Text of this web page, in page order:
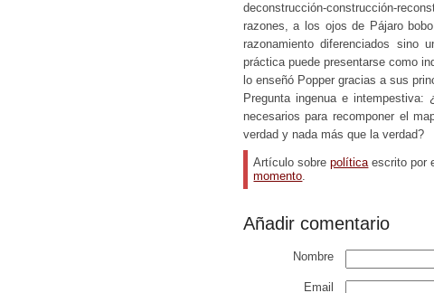
deconstrucción-construcción-
razones, a los ojos de Pájaro
razonamiento diferenciados
práctica puede presentarse como
lo enseñó Popper gracias a sus
Pregunta ingenua e
necesarios para recomponer el
verdad y nada más que la verdad?
Artículo sobrepolíticaescrito por
momento.
Añadir comentario
Nombre
Email